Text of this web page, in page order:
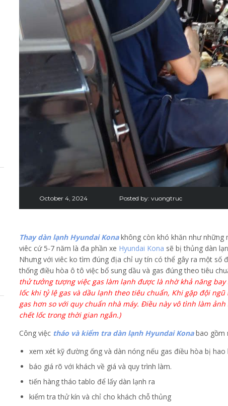
October 4, 2024 Posted by: vuongtruc
Thay dàn lạnh Hyundai Konakhông còn khó khăn như những
viêc cứ 5-7 năm là đa phần xe Hyundai Kona sẽ bị thủng dàn
Nhưng với viêc ko tìm đúng địa chỉ uy tín có thể gây ra một số
thống điều hòa ô tô việc bổ sung dầu và gas đúng theo tiêu
thử tưởng tượng việc gas làm lạnh được là nhờ khả năng
lốc khi tỷ lệ gas và dầu lạnh theo tiêu chuẩn, Khi gặp đội
gas hơn so với quy chuẩn nhà máy. Điều này vô tình làm
chết lốc trong thời gian ngắn.)
Công việc tháo và kiểm tra dàn lạnh Hyundai Konabao gồm
xem xét kỹ đường ống và dàn nóng nếu gas điều hòa bị hao
báo giá rõ với khách về giá và quy trình làm.
tiến hàng tháo tablo để lấy dàn lạnh ra
kiểm tra thử kín và chỉ cho khách chỗ thủng